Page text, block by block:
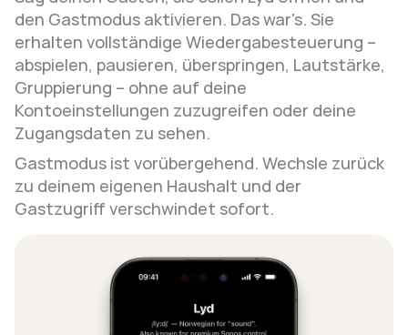
den Gastmodus aktivieren. Das war's. Sie
erhalten vollständige Wiedergabesteuerung –
abspielen, pausieren, überspringen, Lautstärke,
Gruppierung – ohne auf deine
Kontoeinstellungen zuzugreifen oder deine
Zugangsdaten zu sehen.
Gastmodus ist vorübergehend. Wechsle zurück
zu deinem eigenen Haushalt und der
Gastzugriff verschwindet sofort.